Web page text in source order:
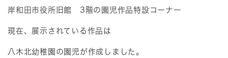
岸和田市役所旧館 3階の園児作品特設コーナー
現在、展示されている作品は
八木北幼稚園の園児が作成しました。